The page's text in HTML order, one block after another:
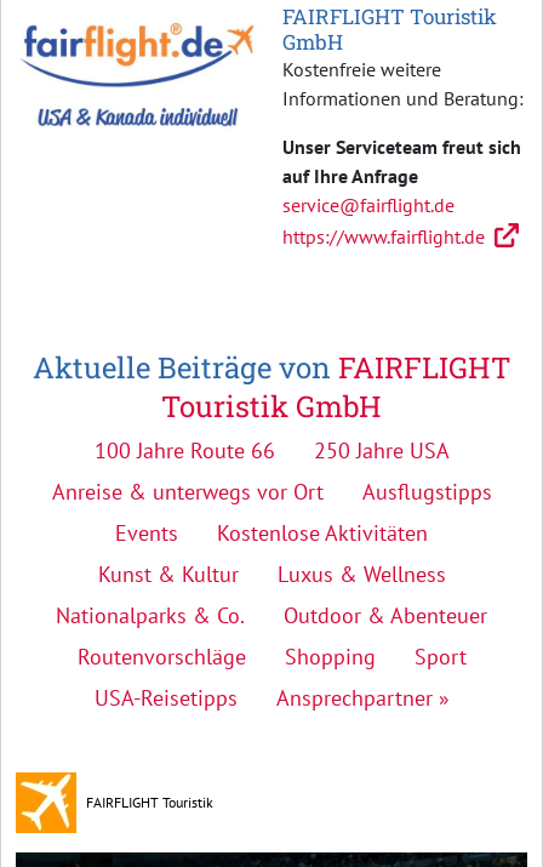
FAIRFLIGHT Touristik
GmbH
Kostenfreie weitere
Informationen und Beratung:
Unser Serviceteam freut sich
auf Ihre Anfrage
service@fairflight.de
https://www.fairflight.de
Aktuelle Beiträge von FAIRFLIGHT
Touristik GmbH
100 Jahre Route 66
250 Jahre USA
Anreise & unterwegs vor Ort
Ausflugstipps
Events
Kostenlose Aktivitäten
Kunst & Kultur
Luxus & Wellness
Nationalparks & Co.
Outdoor & Abenteuer
Routenvorschläge
Shopping
Sport
USA-Reisetipps
Ansprechpartner »
FAIRFLIGHT Touristik